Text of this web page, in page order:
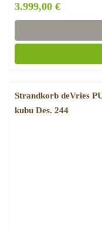
3.999,00 €
Strandkorb deVries
kubu Des. 244